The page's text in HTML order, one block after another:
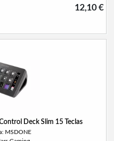
12,10 €
Deck Slim 15 Teclas
MSDONE